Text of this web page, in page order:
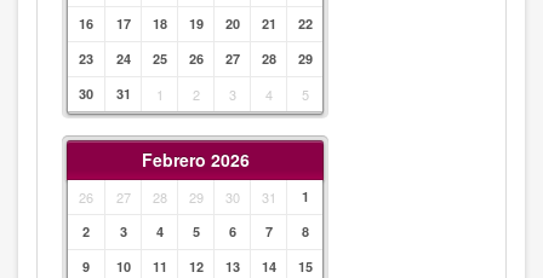
16
17 18 19 20 21
22
23
24 25 26 27 28
29
30
31 1 2 3 4 5
Febrero 2026
26 27 28 29 30 31
1
2
3 4 5 6 7
8
9
10 11 12 13 14
15